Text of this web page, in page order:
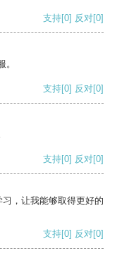
支持[0] 反对[0]
支持[0] 反对[0]
支持[0] 反对[0]
，让我能够取得更好的
支持[0] 反对[0]